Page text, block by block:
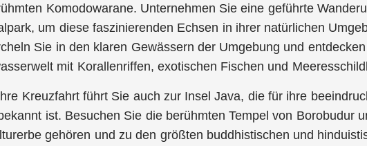
Komodowarane. Unternehmen Sie eine geführte
um diese faszinierenden Echsen in ihrer natürlichen
Sie in den klaren Gewässern der Umgebung und
mit Korallenriffen, exotischen Fischen und
Kreuzfahrt führt Sie auch zur Insel Java, die für ihre
ist. Besuchen Sie die berühmten Tempel von Borobudur
gehören und zu den größten buddhistischen und